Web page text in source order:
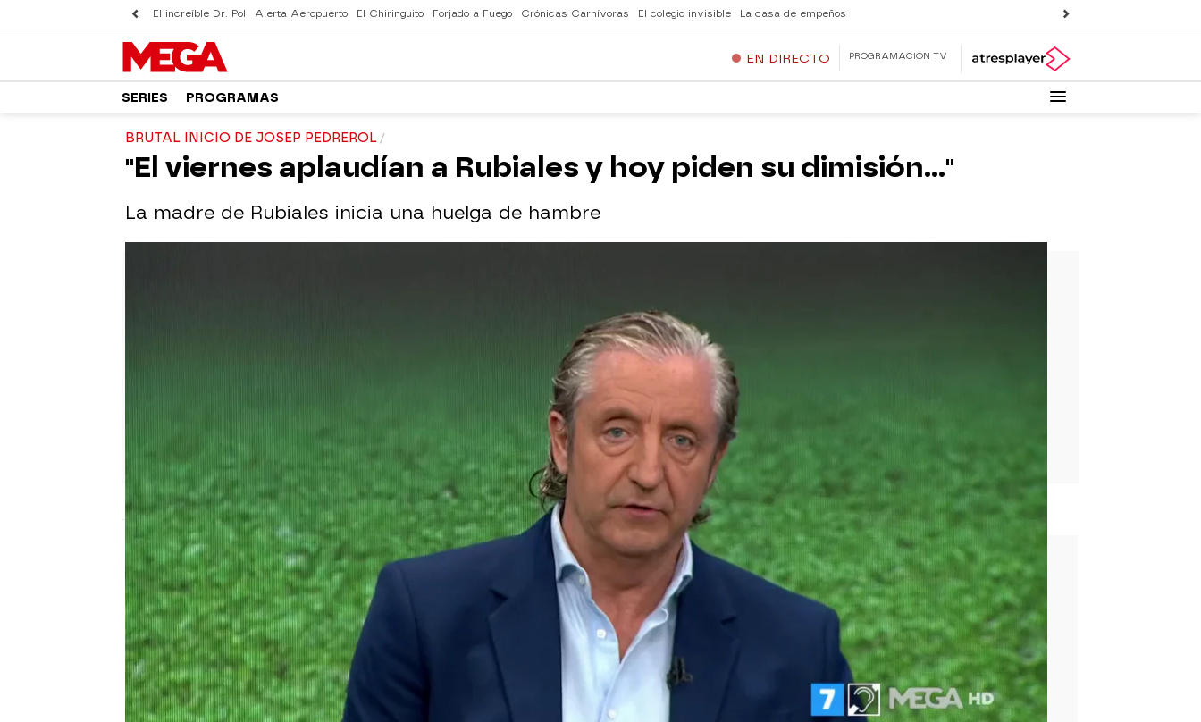
El increíble Dr. Pol Alerta Aeropuerto El Chiringuito Forjado a Fuego Crónicas Carnívoras El colegio invisible La casa de empeños
EN DIRECTO PROGRAMACIÓN TV
SERIES PROGRAMAS
BRUTAL INICIO DE JOSEP PEDREROL
"El viernes aplaudían a Rubiales y hoy piden su dimisión..."
La madre de Rubiales inicia una huelga de hambre
El Chiringuito
Publicado: 29 de agosto de 2023, 01:15
WhatsappFacebook
X Flipboard
El pasado viernes,Luis Rubiales
dejó claro que no tenía
pensado dimitir. Algunos de los que más apoyaron al
Presidente de la Federación fueron
Luis de la
Fuente, sin embargo, ambos entrenadores se han pronunciado
posteriormente en su contra.